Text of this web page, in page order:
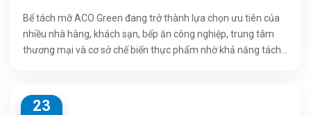
Hà Nội
Bể tách mỡ ACO Green đang trở thành lựa chọn ưu tiên của
nhiều nhà hàng, khách sạn, bếp ăn công nghiệp, trung tâm
thương mại và cơ sở chế biến thực phẩm nhờ khả năng tách
23